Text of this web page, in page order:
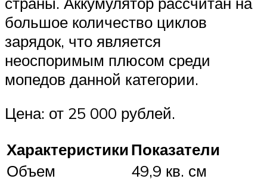
большое количество циклов
зарядок, что является
неоспоримым плюсом среди
мопедов данной категории.
Цена: от 25 000 рублей.
ХарактеристикиПоказатели
Объем
49,9 кв. см